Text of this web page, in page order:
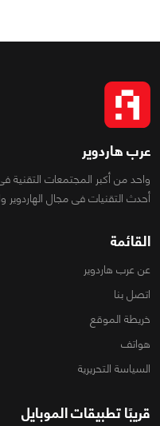
عرب هاردوير
واحد من أكبر المجتمعات
أحدث التقنيات فى مجال الهاردوير
القائمة
عن عرب هاردوير
اتصل بنا
خريطة الموقع
هواتف
السياسة التحريرية
قريبًا تطبيقات الموبايل